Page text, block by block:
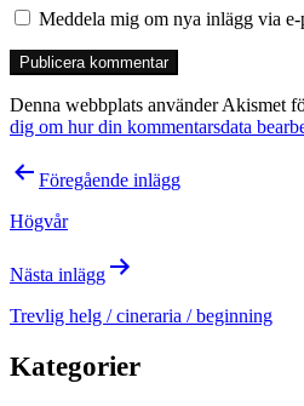
Meddela mig om nya inlägg via e-
Denna webbplats använder Akismet
dig om hur din kommentarsdata
Inläggsnavigering
Föregående inlägg
Högvår
Nästa inlägg
Trevlig helg / cineraria / beginning
Kategorier